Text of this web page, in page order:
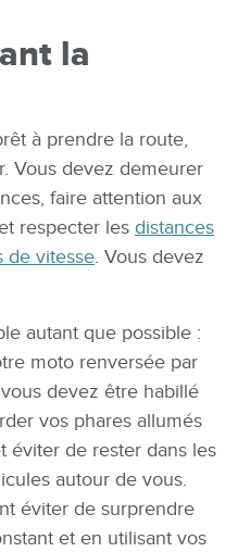
la
à prendre la route,
Vous devez demeurer
faire attention aux
respecter les distances
de vitesse. Vous devez
autant que possible :
moto renversée par
devez être habillé
vos phares allumés
éviter de rester dans les
autour de vous.
éviter de surprendre
et en utilisant vos